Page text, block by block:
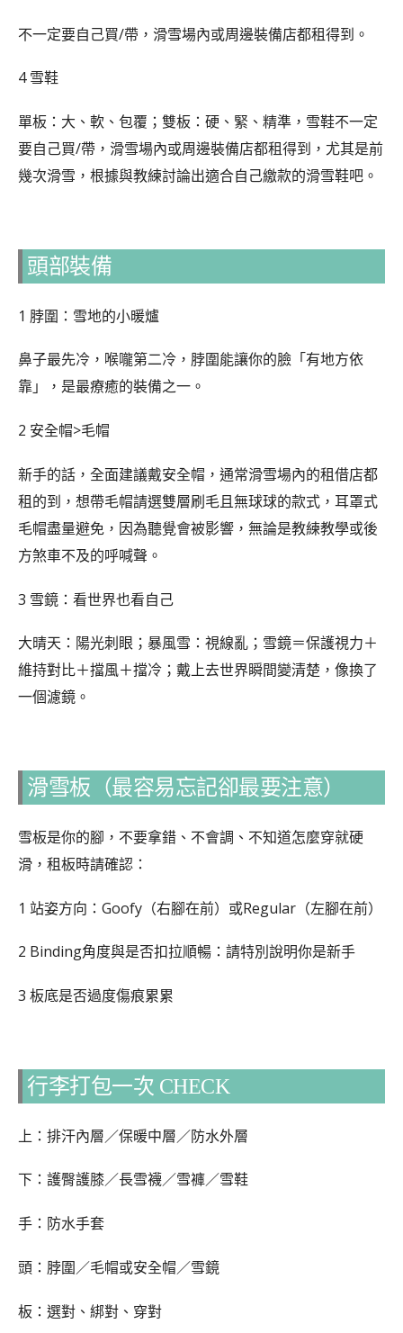
不一定要自己買/帶，滑雪場內或周邊裝備店都租得到。
4 雪鞋
單板：大、軟、包覆；雙板：硬、緊、精準，雪鞋不一定
要自己買/帶，滑雪場內或周邊裝備店都租得到，尤其是前
幾次滑雪，根據與教練討論出適合自己繳款的滑雪鞋吧。
頭部裝備
1 脖圍：雪地的小暖爐
鼻子最先冷，喉嚨第二冷，脖圍能讓你的臉「有地方依
靠」，是最療癒的裝備之一。
2 安全帽>毛帽
新手的話，全面建議戴安全帽，通常滑雪場內的租借店都
租的到，想帶毛帽請選雙層刷毛且無球球的款式，耳罩式
毛帽盡量避免，因為聽覺會被影響，無論是教練教學或後
方煞車不及的呼喊聲。
3 雪鏡：看世界也看自己
大晴天：陽光刺眼；暴風雪：視線亂；雪鏡＝保護視力＋
維持對比＋擋風＋擋冷；戴上去世界瞬間變清楚，像換了
一個濾鏡。
滑雪板（最容易忘記卻最要注意）
雪板是你的腳，不要拿錯、不會調、不知道怎麼穿就硬
滑，租板時請確認：
1 站姿方向：Goofy（右腳在前）或Regular（左腳在前）
2 Binding角度與是否扣拉順暢：請特別說明你是新手
3 板底是否過度傷痕累累
行李打包一次 CHECK
上：排汗內層／保暖中層／防水外層
下：護臀護膝／長雪襪／雪褲／雪鞋
手：防水手套
頭：脖圍／毛帽或安全帽／雪鏡
板：選對、綁對、穿對